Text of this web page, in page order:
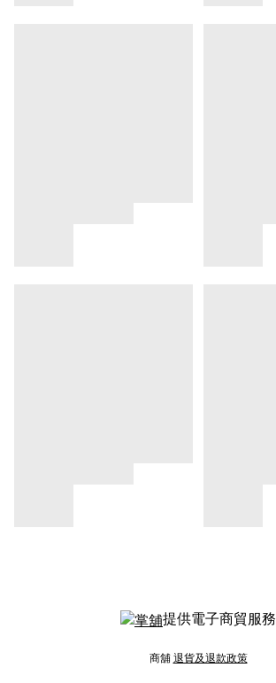
提供電子商貿服務
商舖 退貨及退款政策